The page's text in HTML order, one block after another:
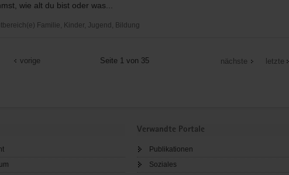
wie alt du bist oder was...
Familie, Kinder, Jugend, Bildung
vorige Seite 1 von 35 nächste letzte
Verwandte Portale
Publikationen
Soziales